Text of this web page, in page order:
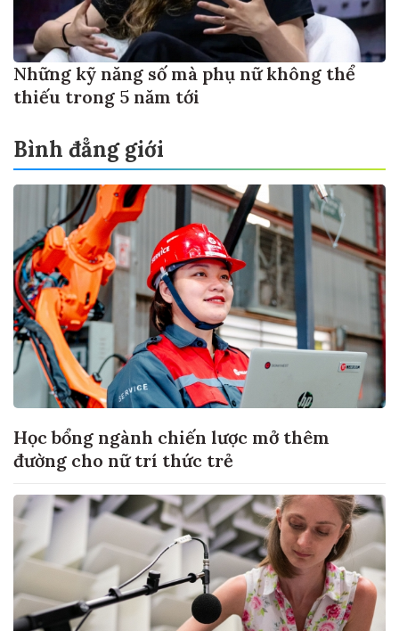
Những kỹ năng số mà phụ nữ không thể
thiếu trong 5 năm tới
Bình đẳng giới
Học bổng ngành chiến lược mở thêm
đường cho nữ trí thức trẻ